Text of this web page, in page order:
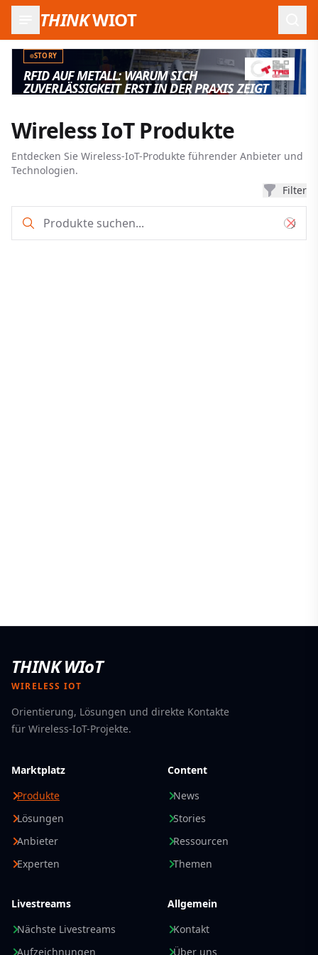
THINKWIOT
STORY
RFID AUF METALL: WARUM SICH
ZUVERLÄSSIGKEIT ERST IN DER PRAXIS ZEIGT
Wireless IoT Produkte
Entdecken Sie Wireless-IoT-Produkte führender Anbieter und
Technologien.
Filter
THINK WIoT
WIRELESS IOT
Orientierung, Lösungen und direkte Kontakte
für Wireless-IoT-Projekte.
Marktplatz
Produkte
Lösungen
Anbieter
Experten
Content
News
Stories
Ressourcen
Themen
Livestreams
Nächste Livestreams
Aufzeichnungen
Allgemein
Kontakt
Über uns